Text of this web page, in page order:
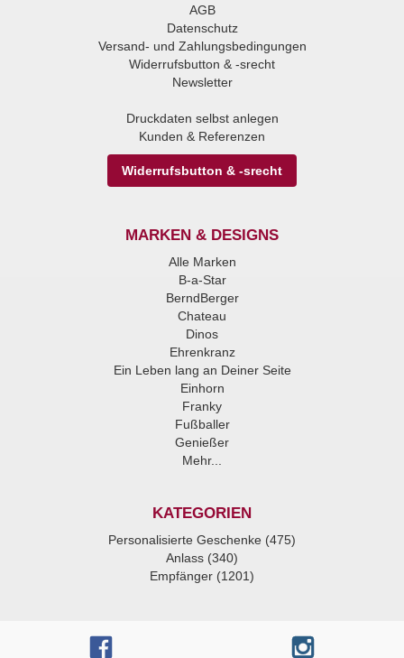
AGB
Datenschutz
Versand- und Zahlungsbedingungen
Widerrufsbutton & -srecht
Newsletter
Druckdaten selbst anlegen
Kunden & Referenzen
Widerrufsbutton & -srecht
MARKEN & DESIGNS
Alle Marken
B-a-Star
BerndBerger
Chateau
Dinos
Ehrenkranz
Ein Leben lang an Deiner Seite
Einhorn
Franky
Fußballer
Genießer
Mehr...
KATEGORIEN
Personalisierte Geschenke (475)
Anlass (340)
Empfänger (1201)